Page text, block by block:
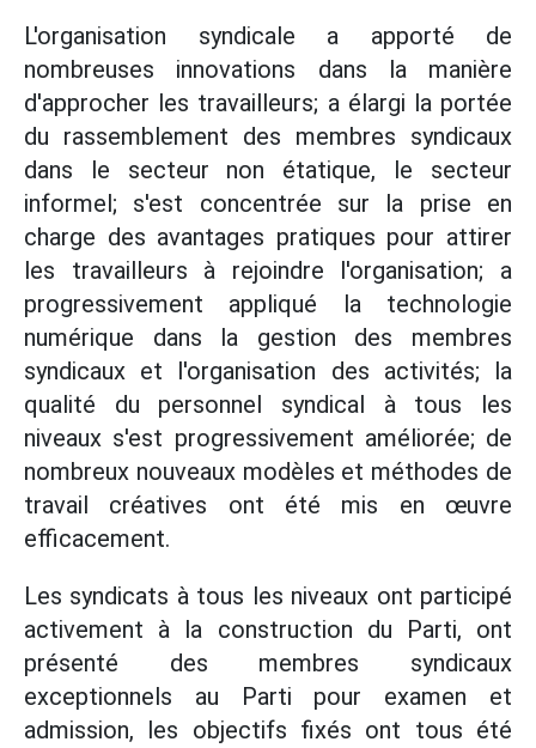
L'organisation syndicale a apporté de
nombreuses innovations dans la manière
d'approcher les travailleurs; a élargi la portée
du rassemblement des membres syndicaux
dans le secteur non étatique, le secteur
informel; s'est concentrée sur la prise en
charge des avantages pratiques pour attirer
les travailleurs à rejoindre l'organisation; a
progressivement appliqué la technologie
numérique dans la gestion des membres
syndicaux et l'organisation des activités; la
qualité du personnel syndical à tous les
niveaux s'est progressivement améliorée; de
nombreux nouveaux modèles et méthodes de
travail créatives ont été mis en œuvre
efficacement.
Les syndicats à tous les niveaux ont participé
activement à la construction du Parti, ont
présenté des membres syndicaux
exceptionnels au Parti pour examen et
admission, les objectifs fixés ont tous été